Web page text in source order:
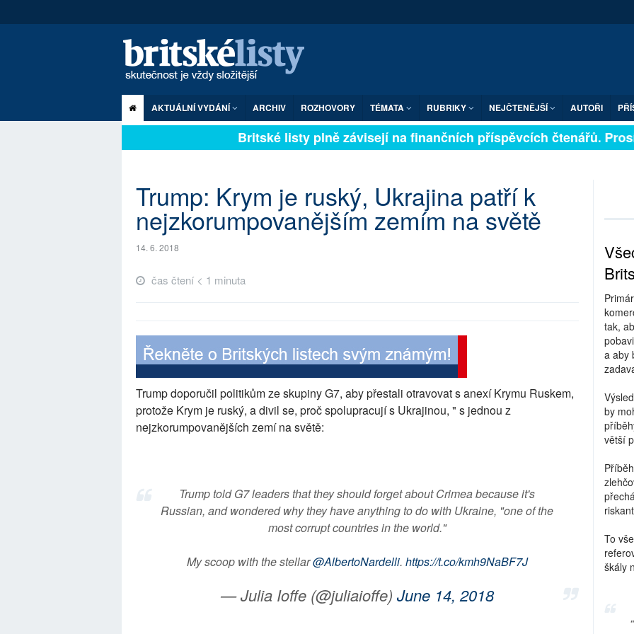
AKTUÁLNÍ VYDÁNÍ ARCHIV ROZHOVORY TÉMATA RUBRIKY NEJČTENĚJŠÍ AUTOŘI
Britské listy plně závisejí na finančních příspěvcích čtenářů.
Trump: Krym je ruský, Ukrajina patří k
nejzkorumpovanějším zemím na světě
14. 6. 2018
čas čtení < 1 minuta
Trump doporučil politikům ze skupiny G7, aby přestali otravovat s anexí Krymu Ruskem,
protože Krym je ruský, a divil se, proč spolupracují s Ukrajinou, " s jednou z
nejzkorumpovanějších zemí na světě:
Trump told G7 leaders that they should forget about Crimea because it's
Russian, and wondered why they have anything to do with Ukraine, "one of the
most corrupt countries in the world."
My scoop with the stellar@AlbertoNardelli. https://t.co/kmh9NaBF7J
— Julia Ioffe (@juliaioffe) June 14, 2018
tak,
a aby
by
větší
To
škály